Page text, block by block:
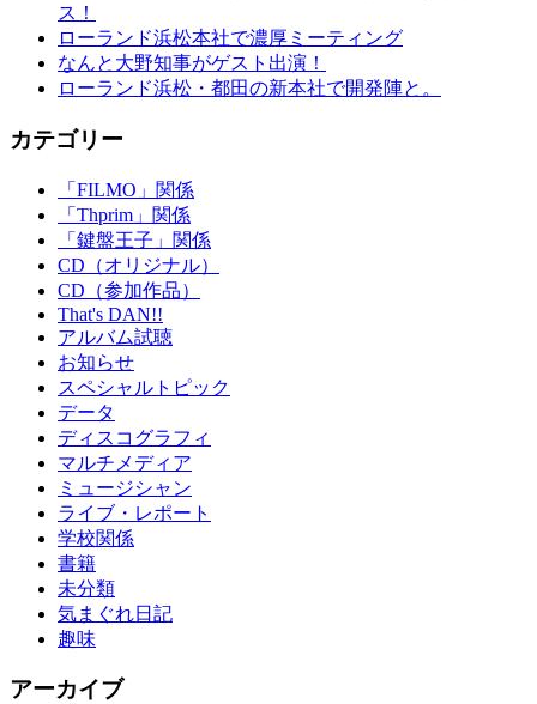
ス！
ローランド浜松本社で濃厚ミーティング
なんと大野知事がゲスト出演！
ローランド浜松・都田の新本社で開発陣と。
カテゴリー
「FILMO」関係
「Thprim」関係
「鍵盤王子」関係
CD（オリジナル）
CD（参加作品）
That's DAN!!
アルバム試聴
お知らせ
スペシャルトピック
データ
ディスコグラフィ
マルチメディア
ミュージシャン
ライブ・レポート
学校関係
書籍
未分類
気まぐれ日記
趣味
アーカイブ